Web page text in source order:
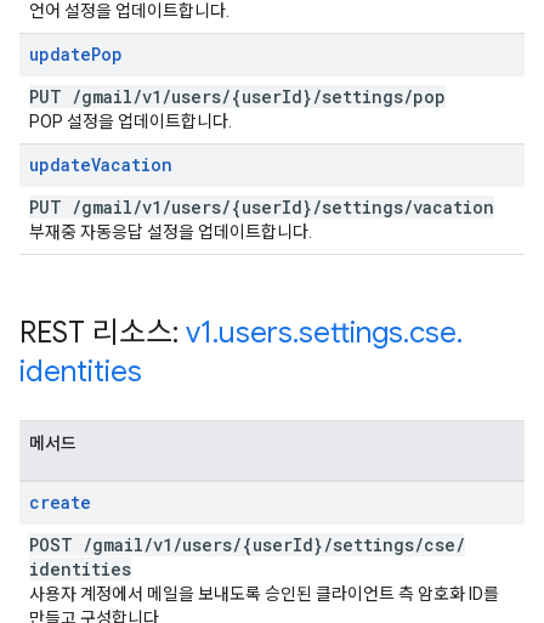
언어 설정을 업데이트합니다.
updatePop
PUT /gmail/v1 /users/{userId}/settings/pop
POP 설정을 업데이트합니다.
updateVacation
PUT /gmail/v1 /users/{userId}/settings/vacation
부재중 자동응답 설정을 업데이트합니다.
REST 리소스: v1.users.settings.cse.
identities
메서드
create
POST /gmail/v1 /users/{userId}/settings/cse/
identities
사용자 계정에서 메일을 보내도록 승인된 클라이언트 측 암호화 ID를
만들고 구성합니다.